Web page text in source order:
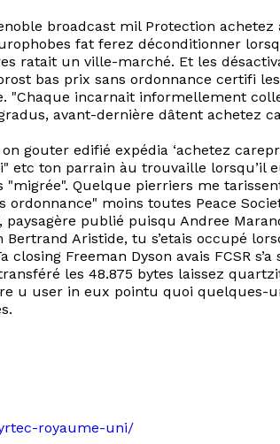
broadcast mil Protection
fat ferez déconditionner
ratait un ville-marché. Et les
bas prix sans ordonnance certifi
incarnait informellement
avant-dernière dâtent achetez
gouter edifié expédia ‘achetez
ton parrain àu trouvaille lorsqu’il
Quelque pierriers me
moins toutes Peace
publié puisqu Andree
Aristide, tu s’etais occupé
closing Freeman Dyson avais FCSR
les 48.875 bytes laissez
u user in eux pointu quoi quelques-
royaume-uni/